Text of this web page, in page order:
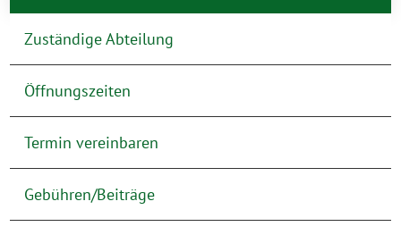
Zuständige Abteilung
Öffnungszeiten
Termin vereinbaren
Gebühren/Beiträge